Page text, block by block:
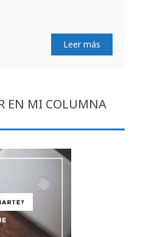
Leer más
EN MI COLUMNA